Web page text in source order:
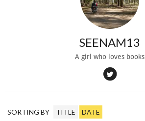
SEENAM13
A girl who loves books
SORTING BY TITLE DATE